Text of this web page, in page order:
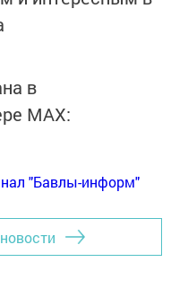
в
MАХ:
"Бавлы-информ"